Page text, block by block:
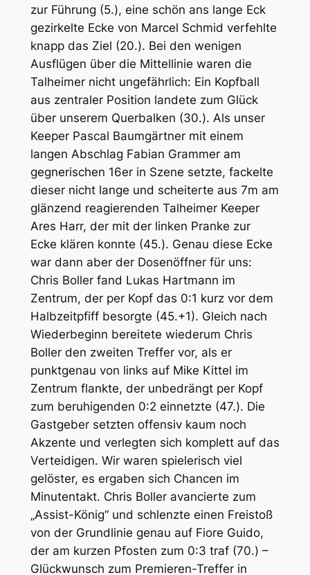
zur Führung (5.), eine schön ans lange Eck
gezirkelte Ecke von Marcel Schmid verfehlte
knapp das Ziel (20.). Bei den wenigen
Ausflügen über die Mittellinie waren die
Talheimer nicht ungefährlich: Ein Kopfball
aus zentraler Position landete zum Glück
über unserem Querbalken (30.). Als unser
Keeper Pascal Baumgärtner mit einem
langen Abschlag Fabian Grammer am
gegnerischen 16er in Szene setzte, fackelte
dieser nicht lange und scheiterte aus 7m am
glänzend reagierenden Talheimer Keeper
Ares Harr, der mit der linken Pranke zur
Ecke klären konnte (45.). Genau diese Ecke
war dann aber der Dosenöffner für uns:
Chris Boller fand Lukas Hartmann im
Zentrum, der per Kopf das 0:1 kurz vor dem
Halbzeitpfiff besorgte (45.+1). Gleich nach
Wiederbeginn bereitete wiederum Chris
Boller den zweiten Treffer vor, als er
punktgenau von links auf Mike Kittel im
Zentrum flankte, der unbedrängt per Kopf
zum beruhigenden 0:2 einnetzte (47.). Die
Gastgeber setzten offensiv kaum noch
Akzente und verlegten sich komplett auf das
Verteidigen. Wir waren spielerisch viel
gelöster, es ergaben sich Chancen im
Minutentakt. Chris Boller avancierte zum
„Assist-König“ und schlenzte einen Freistoß
von der Grundlinie genau auf Fiore Guido,
der am kurzen Pfosten zum 0:3 traf (70.) –
Glückwunsch zum Premieren-Treffer in